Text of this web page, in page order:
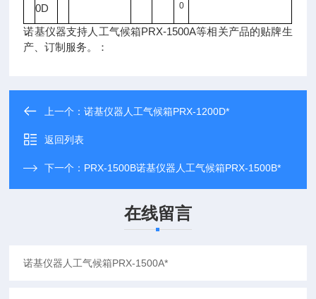
0D
0
诺基仪器支持人工气候箱PRX-1500A等相关产品的贴牌生
产、订制服务。：
上一个：诺基仪器人工气候箱PRX-1200D*
返回列表
下一个： PRX-1500B诺基仪器人工气候箱PRX-1500B*
在线留言